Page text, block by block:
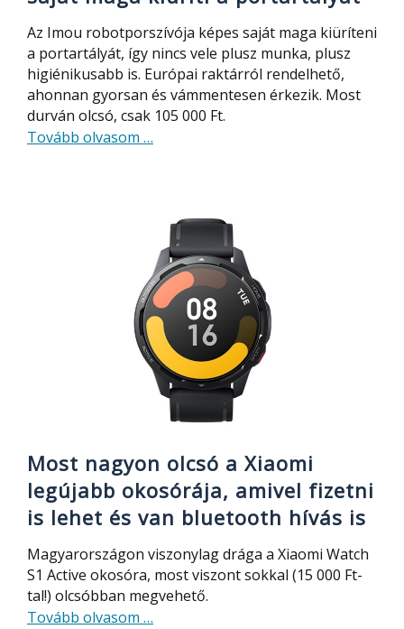
Az Imou robotporszívója képes saját maga kiüríteni
a portartályát, így nincs vele plusz munka, plusz
higiénikusabb is. Európai raktárról rendelhető,
ahonnan gyorsan és vámmentesen érkezik. Most
durván olcsó, csak 105 000 Ft.
Tovább olvasom about
saját
maga
kiüríti
a
portartályát
…
Most nagyon olcsó a Xiaomi
legújabb okosórája, amivel fizetni
is lehet és van bluetooth hívás is
Magyarországon viszonylag drága a Xiaomi Watch
S1 Active okosóra, most viszont sokkal (15 000 Ft-
tal!) olcsóbban megvehető.
Tovább olvasom about
…